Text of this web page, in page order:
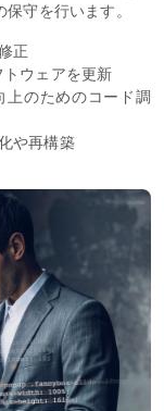
守を行います。
正
ウェアを更新
上のためのコード調
や再構築